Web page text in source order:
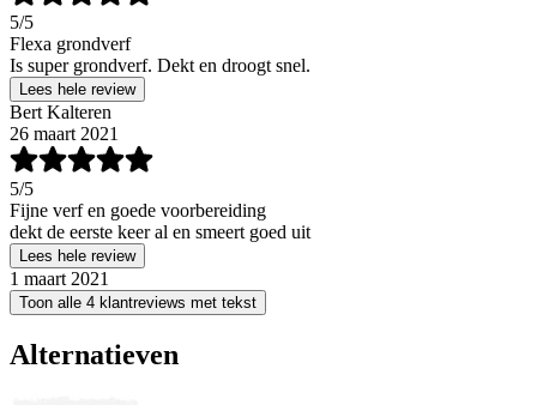
5/5
Flexa grondverf
Is super grondverf. Dekt en droogt snel.
Lees hele review
Bert Kalteren
26 maart 2021
5/5
Fijne verf en goede voorbereiding
dekt de eerste keer al en smeert goed uit
Lees hele review
1 maart 2021
Toon alle 4 klantreviews met tekst
Alternatieven